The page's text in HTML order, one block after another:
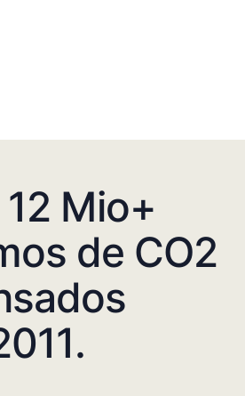
Mio+
de CO2